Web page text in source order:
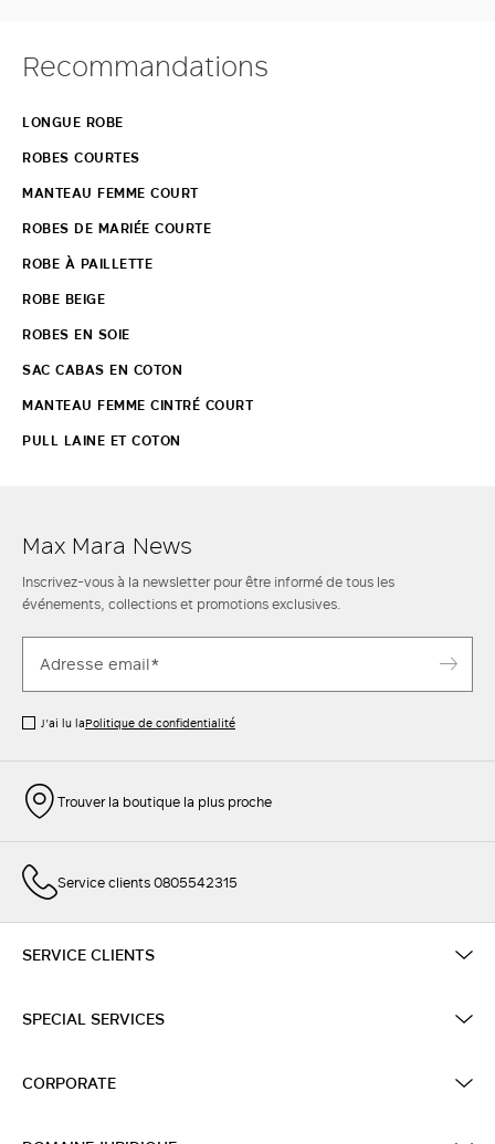
Recommandations
LONGUE ROBE
ROBES COURTES
MANTEAU FEMME COURT
ROBES DE MARIÉE COURTE
ROBE À PAILLETTE
ROBE BEIGE
ROBES EN SOIE
SAC CABAS EN COTON
MANTEAU FEMME CINTRÉ COURT
PULL LAINE ET COTON
Max Mara News
Inscrivez-vous à la newsletter pour être informé de tous les
événements, collections et promotions exclusives.
J’ai lu laPolitique de confidentialité
Trouver la boutique la plus proche
Service clients 0805542315
SERVICE CLIENTS
SPECIAL SERVICES
CORPORATE